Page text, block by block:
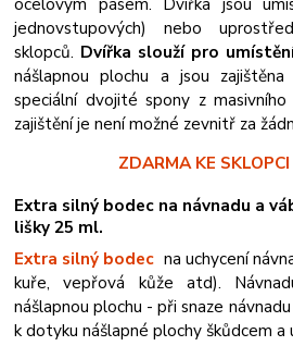
jednovstupových) nebo
sklopců. Dvířka slouží pro
nášlapnou plochu a jsou
speciální dvojité spony z
zajištění je není možné zevnitř za
ZDARMA KE
Extra silný bodec na návnadu a
lišky 25 ml.
Extra silný bodec na uchycení
kuře, vepřová kůže atd).
nášlapnou plochu - při snaze
k dotyku nášlapné plochy škůdcem a